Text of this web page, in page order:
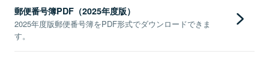
郵便番号簿PDF（2025年度版）
2025年度版郵便番号簿をPDF形式でダウンロードできま
す。